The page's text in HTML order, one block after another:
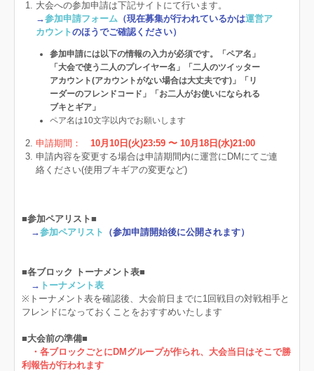
大会への参加申請は下記サイトにて行います。
→参加申請フォーム （現在募集が行われているかは運営ア
カウントのほうでご確認ください）
参加申請には以下の情報の入力が必須です。「ペア名」
「大会で使う二人のプレイヤー名」「二人のツイッター
アカウント(アカウントがない場合は大丈夫です)」「リ
ーダーのフレンドコード」「お二人がお使いになられる
ブキとギア」
ペア名は10文字以内でお願いします
申請期間： 10月10日(火)23:59 〜 10月18日(水)21:00
申請内容を変更する場合は申請期間内に運営にDMにてご連
絡ください(使用ブキギアの変更など)
■参加ペアリスト■
→参加ペアリスト （参加申請開始後に公開されます）
■各ブロック トーナメント表■
→ トーナメント表
※トーナメント表を確認後、大会前日までに1回戦目の対戦相手と
フレンドになっておくことをおすすめいたします
■大会前の準備■
・各ブロックごとにDMグループが作られ、大会当日はそこで勝
利報告が行われます